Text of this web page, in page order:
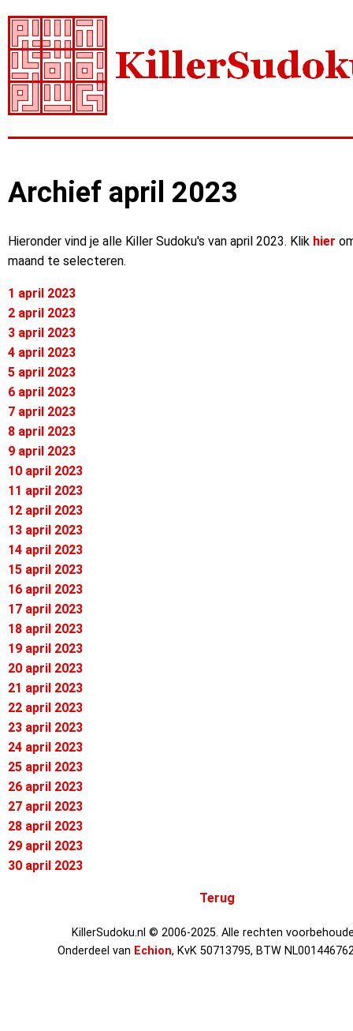
Archief april 2023
Hieronder vind je alle Killer Sudoku's van april 2023. Klik hier
maand te selecteren.
1 april 2023
2 april 2023
3 april 2023
4 april 2023
5 april 2023
6 april 2023
7 april 2023
8 april 2023
9 april 2023
10 april 2023
11 april 2023
12 april 2023
13 april 2023
14 april 2023
15 april 2023
16 april 2023
17 april 2023
18 april 2023
19 april 2023
20 april 2023
21 april 2023
22 april 2023
23 april 2023
24 april 2023
25 april 2023
26 april 2023
27 april 2023
28 april 2023
29 april 2023
30 april 2023
Terug
KillerSudoku.nl © 2006-2025. Alle rechten
Onderdeel van Echion, KvK 50713795, BTW